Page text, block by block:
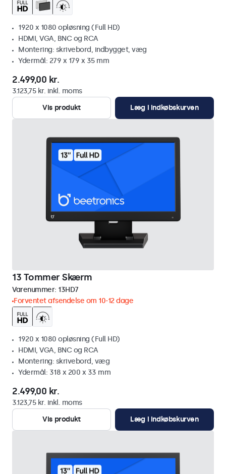
1920 x 1080 opløsning (Full HD)
HDMI, VGA, BNC og RCA
Montering: skrivebord, indbygget, væg
Ydermål: 279 x 179 x 35 mm
2.499,00 kr.
3.123,75 kr. inkl. moms
Vis produkt
Læg i indkøbskurven
13 Tommer Skærm
Varenummer: 13HD7
Forventet afsendelse om 10-12 dage
1920 x 1080 opløsning (Full HD)
HDMI, VGA, BNC og RCA
Montering: skrivebord, væg
Ydermål: 318 x 200 x 33 mm
2.499,00 kr.
3.123,75 kr. inkl. moms
Vis produkt
Læg i indkøbskurven